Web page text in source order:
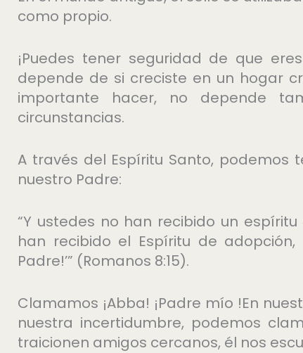
como propio.
¡Puedes tener seguridad de que
depende de si creciste en un hogar
importante hacer, no depende
circunstancias.
A través del Espíritu Santo,
nuestro Padre:
“Y ustedes no han recibido un
han recibido el Espíritu de
Padre!’” (Romanos 8:15).
Clamamos ¡Abba! ¡Padre mío !En
nuestra incertidumbre, podemos
traicionen amigos cercanos, él nos